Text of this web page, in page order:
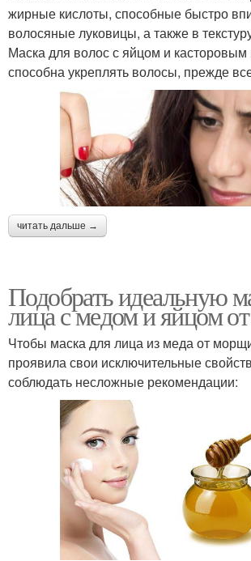
жирные кислоты, способные быстро
волосяные луковицы, а также в
Маска для волос с яйцом и
способна укреплять волосы, прежде
читать дальше →
Подобрать идеальную
лица с медом и яйцом
Чтобы маска для лица из меда от
проявила свои исключительные
соблюдать несложные рекомендации: